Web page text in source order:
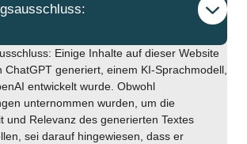
Einige Inhalte auf dieser Website
ChatGPT generiert, einem KI-Sprachmodell,
entwickelt wurde. Obwohl
unternommen wurden, um die
und Relevanz des generierten Textes
sei darauf hingewiesen, dass er